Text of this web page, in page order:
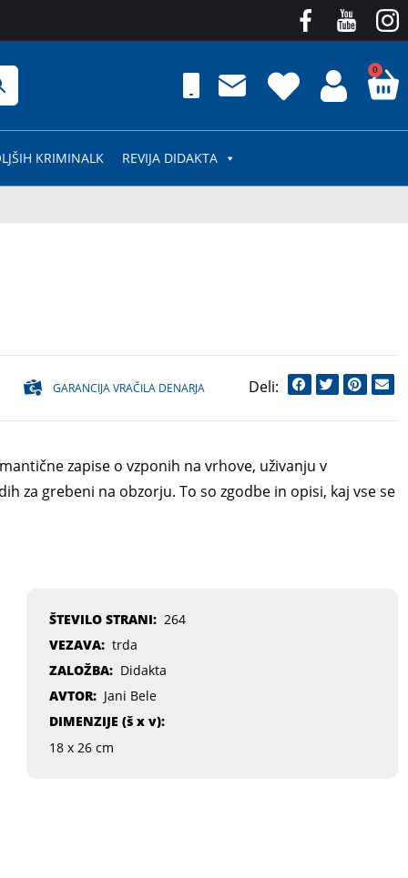
0
KRIMINALK REVIJA DIDAKTA
GARANCIJA VRAČILA DENARJA
zapise o vzponih na vrhove, uživanju v
za grebeni na obzorju. To so zgodbe in opisi, kaj vse se
ŠTEVILO STRANI: 264
VEZAVA: trda
ZALOŽBA: Didakta
AVTOR: Jani Bele
DIMENZIJE (š x v):
18 x 26 cm